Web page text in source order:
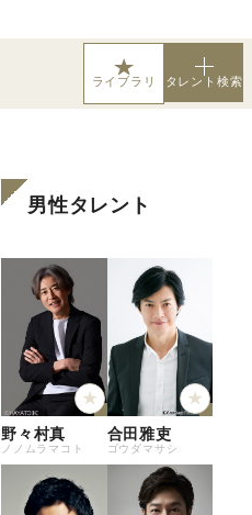
ライブラリ タレント検索
男性タレント
野々村真
ノノムラマコト
合田雅吏
ゴウダマサシ